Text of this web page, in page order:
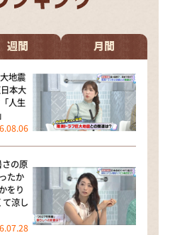
献立 何にする？～
ーズン２
正義のミカタ
週間 月間
地震
本大
人生
の原
たか
をり
て涼し